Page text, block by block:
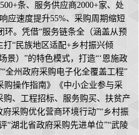
条、服务供应商2000+家、处
应速度提升55%、采购周期缩短
环。凭借“服务链条全（涵盖从预
“民族地区适配+乡村振兴倾
景）”的特色模式，打造“‘恩施政
全州政府采购电子化全覆盖工程”
购操作指南》《中小企业参与采
、工程招标、服务购买、扶贫产
采购优化营商环境行动”“乡村振
“湖北省政府采购先进单位”“武陵